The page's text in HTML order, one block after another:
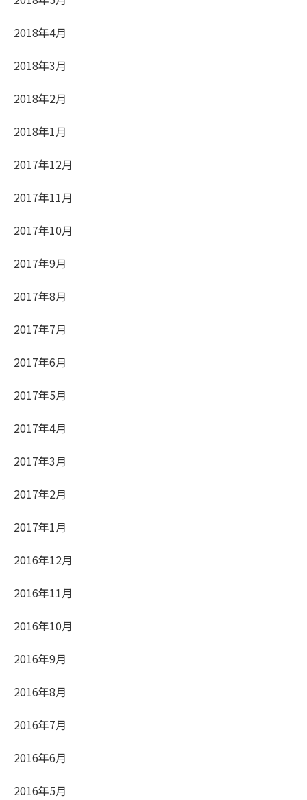
2018年4月
2018年3月
2018年2月
2018年1月
2017年12月
2017年11月
2017年10月
2017年9月
2017年8月
2017年7月
2017年6月
2017年5月
2017年4月
2017年3月
2017年2月
2017年1月
2016年12月
2016年11月
2016年10月
2016年9月
2016年8月
2016年7月
2016年6月
2016年5月